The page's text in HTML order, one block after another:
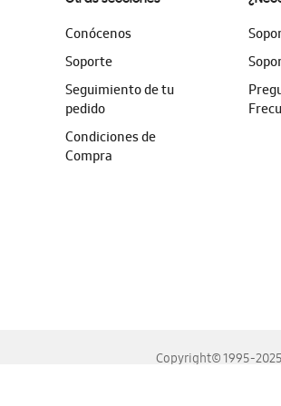
Conócenos
Soporte
Seguimiento de tu
pedido
Condiciones de
Compra
Copyright© 1995-